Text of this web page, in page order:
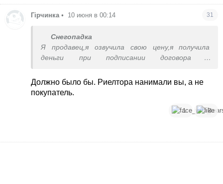
привлечь разве что какого-то риелтора или агентство
для сопровождения сделки за посильную комиссию/ И
то, при большой необходимости.
Как искать покупателей, чтобы риелтора и агентства не
делали гадостей с моим объявлением.
Особенно есть желание такое, поскольку объект
ликвидный достаточно.
Гірчинка • 10 июня в 00:14 31
Снегопадка
Я продавец,я озвучила свою цену,я получила
деньги при подписании договора у
Должно было бы. Риелтора нанимали вы, а не
покупатель.
1 3